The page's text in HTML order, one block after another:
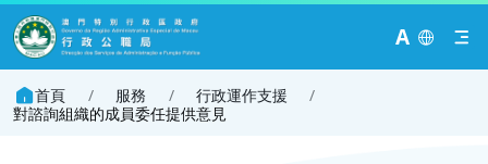
A
首頁 / 服務 / 行政運作支援
/
對諮詢組織的成員委任提供意見